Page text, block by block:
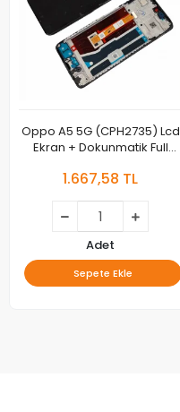
Oppo A5 5G (CPH2735) Lcd
Ekran + Dokunmatik Full
1.667,58 TL
Adet
Sepete Ekle